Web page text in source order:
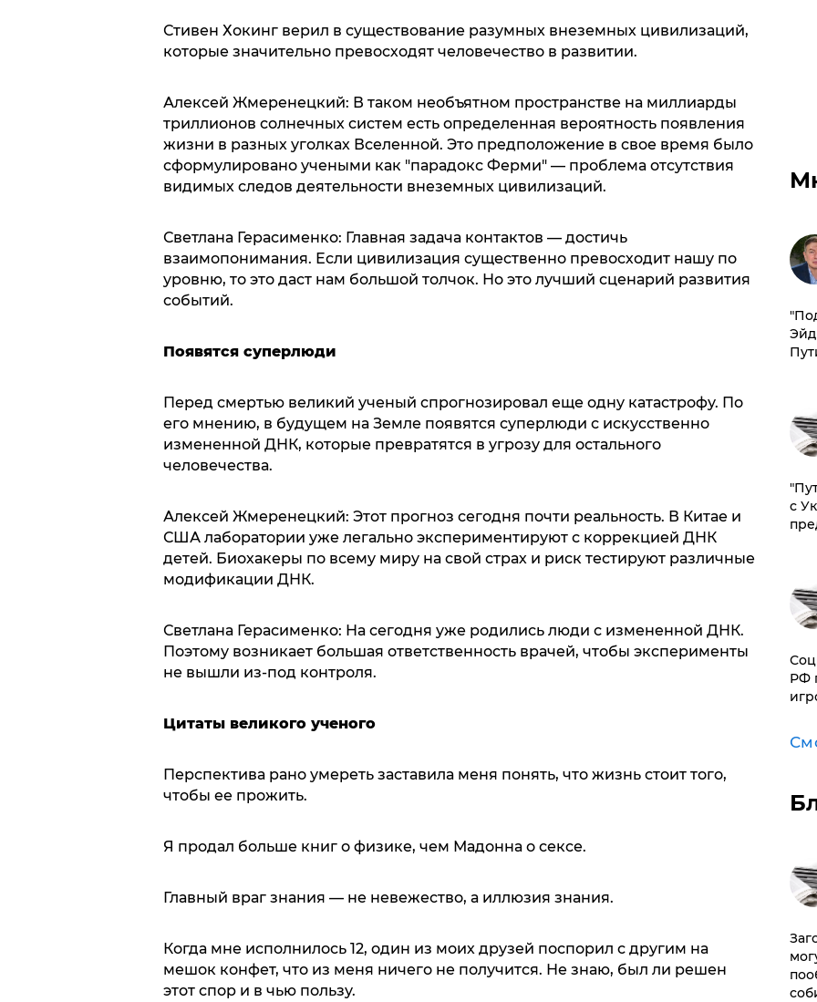
Стивен Хокинг верил в существование разумных внеземных цивилизаций,
которые значительно превосходят человечество в развитии.
Алексей Жмеренецкий: В таком необъятном пространстве на миллиарды
триллионов солнечных систем есть определенная вероятность появления
жизни в разных уголках Вселенной. Это предположение в свое время было
сформулировано учеными как "парадокс Ферми" — проблема отсутствия
видимых следов деятельности внеземных цивилизаций.
Светлана Герасименко: Главная задача контактов — достичь
взаимопонимания. Если цивилизация существенно превосходит нашу по
уровню, то это даст нам большой толчок. Но это лучший сценарий развития
событий.
Появятся суперлюди
Перед смертью великий ученый спрогнозировал еще одну катастрофу. По
его мнению, в будущем на Земле появятся суперлюди с искусственно
измененной ДНК, которые превратятся в угрозу для остального
человечества.
Алексей Жмеренецкий: Этот прогноз сегодня почти реальность. В Китае и
США лаборатории уже легально экспериментируют с коррекцией ДНК
детей. Биохакеры по всему миру на свой страх и риск тестируют различные
модификации ДНК.
Светлана Герасименко: На сегодня уже родились люди с измененной ДНК.
Поэтому возникает большая ответственность врачей, чтобы эксперименты
не вышли из-под контроля.
Цитаты великого ученого
Перспектива рано умереть заставила меня понять, что жизнь стоит того,
чтобы ее прожить.
Я продал больше книг о физике, чем Мадонна о сексе.
Главный враг знания — не невежество, а иллюзия знания.
Когда мне исполнилось 12, один из моих друзей поспорил с другим на
мешок конфет, что из меня ничего не получится. Не знаю, был ли решен
этот спор и в чью пользу.
с
РФ